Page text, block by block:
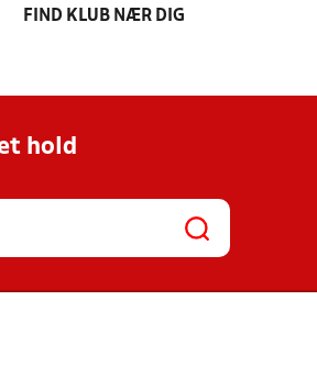
FIND KLUB NÆR DIG
hold